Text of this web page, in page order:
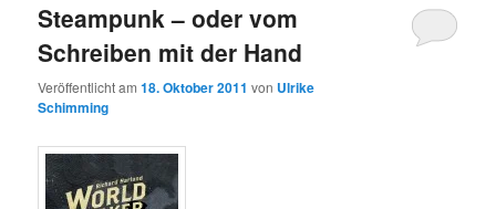
Steampunk – oder vom
Schreiben mit der Hand
Veröffentlicht am18. Oktober 2011 von Ulrike
Schimming